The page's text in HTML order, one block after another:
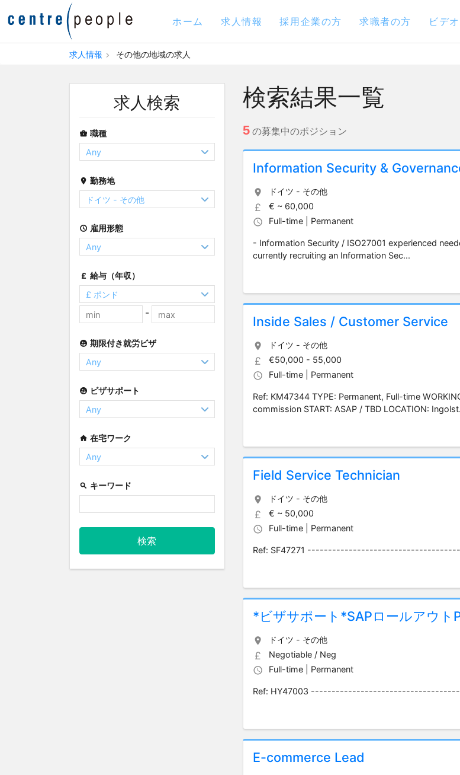
ホーム 求人情報 採用企業の方 求職者の方 ビデオ
求人情報 その他の地域の求人
求人検索
職種
勤務地
雇用形態
給与（年収）
-
期限付き就労ビザ
ビザサポート
在宅ワーク
キーワード
検索
検索結果一覧
5 の募集中のポジション
Information Security &
ドイツ - その他
€ ~ 60,000
Full-time | Permanent
- Information Security / ISO27001 experienced
currently recruiting an Information Sec...
Inside Sales / Customer Service
ドイツ - その他
€50,000 - 55,000
Full-time | Permanent
Ref: KM47344 TYPE: Permanent, Full-time
commission START: ASAP / TBD LOCATION:
Field Service Technician
ドイツ - その他
€ ~ 50,000
Full-time | Permanent
Ref: SF47271
*ビザサポート*SAPロールアウト
ドイツ - その他
Negotiable / Neg
Full-time | Permanent
Ref: HY47003 -------------------------------------- ・
E-commerce Lead